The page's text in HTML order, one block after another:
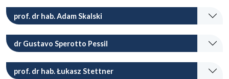
prof. dr hab. Adam Skalski
dr Gustavo Sperotto Pessil
prof. dr hab. Łukasz Stettner